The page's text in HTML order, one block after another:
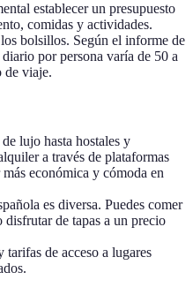
establecer un presupuesto
comidas y actividades.
bolsillos. Según el informe de
por persona varía de 50 a
de viaje.
lujo hasta hostales y
a través de plataformas
económica y cómoda en
es diversa. Puedes comer
disfrutar de tapas a un precio
tarifas de acceso a lugares